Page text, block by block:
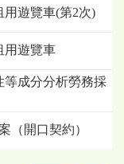
用遊覽車(第2次)
用遊覽車
等成分分析勞務採
（開口契約）